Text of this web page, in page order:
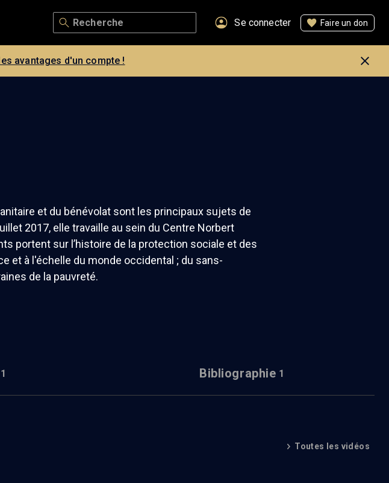
Se connecter Faire un don
avantages d'un compte !
et du bénévolat sont les principaux sujets de
2017, elle travaille au sein du Centre Norbert
portent sur l’histoire de la protection sociale et des
et à l'échelle du monde occidental ; du sans-
de la pauvreté.
1 Bibliographie 1
Toutes les vidéos